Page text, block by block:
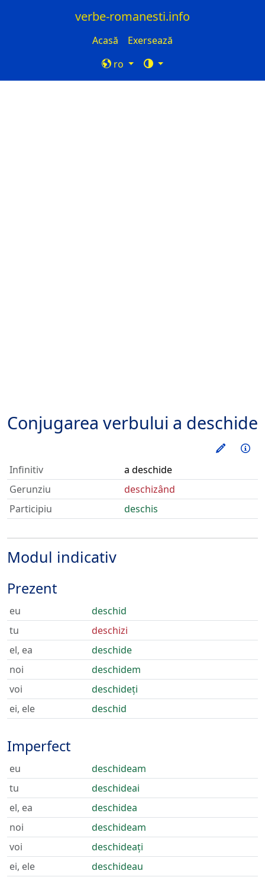
verbe-romanesti.info
Acasă
Exersează
ro
Conjugarea verbului a deschide
Infinitiv
a deschide
Gerunziu
deschizând
Participiu
deschis
Modul indicativ
Prezent
eu
deschid
tu
deschizi
el, ea
deschide
noi
deschidem
voi
deschideți
ei, ele
deschid
Imperfect
eu
deschideam
tu
deschideai
el, ea
deschidea
noi
deschideam
voi
deschideați
ei, ele
deschideau